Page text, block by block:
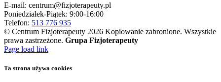
E-mail: centrum@fizjoterapeuty.pl
Poniedziałek-Piątek: 9:00-16:00
Telefon: 513 776 935
© Centrum Fizjoterapeuty 2026 Kopiowanie zabronione. Wszystkie
prawa zastrzeżone. Grupa Fizjoterapeuty
Facebook
Instagram
YouTube
Page load link
Ta strona używa cookies